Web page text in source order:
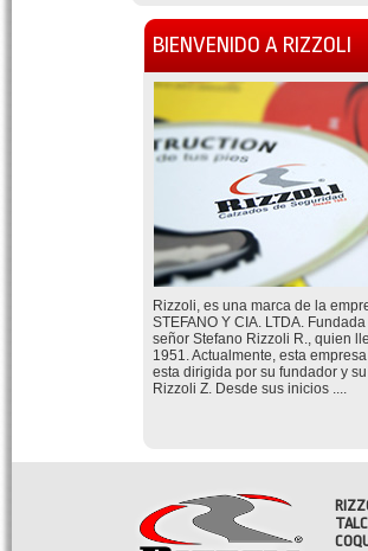
BIENVENIDO A RIZZOLI
Rizzoli, es una marca de la
STEFANO Y CIA. LTDA.
señor Stefano Rizzoli R., quien
1951. Actualmente, esta
esta dirigida por su fundador y
Rizzoli Z. Desde sus inicios ....